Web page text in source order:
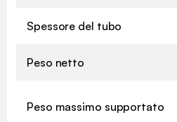
Spessore del tubo
Peso netto
Peso massimo supportato